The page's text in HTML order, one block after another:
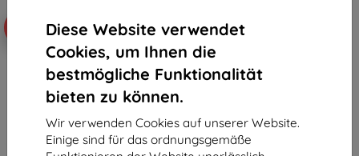
Diese Website verwendet
Cookies, um Ihnen die
bestmögliche Funktionalität
bieten zu können.
Wir verwenden Cookies auf unserer Website.
Einige sind für das ordnungsgemäße